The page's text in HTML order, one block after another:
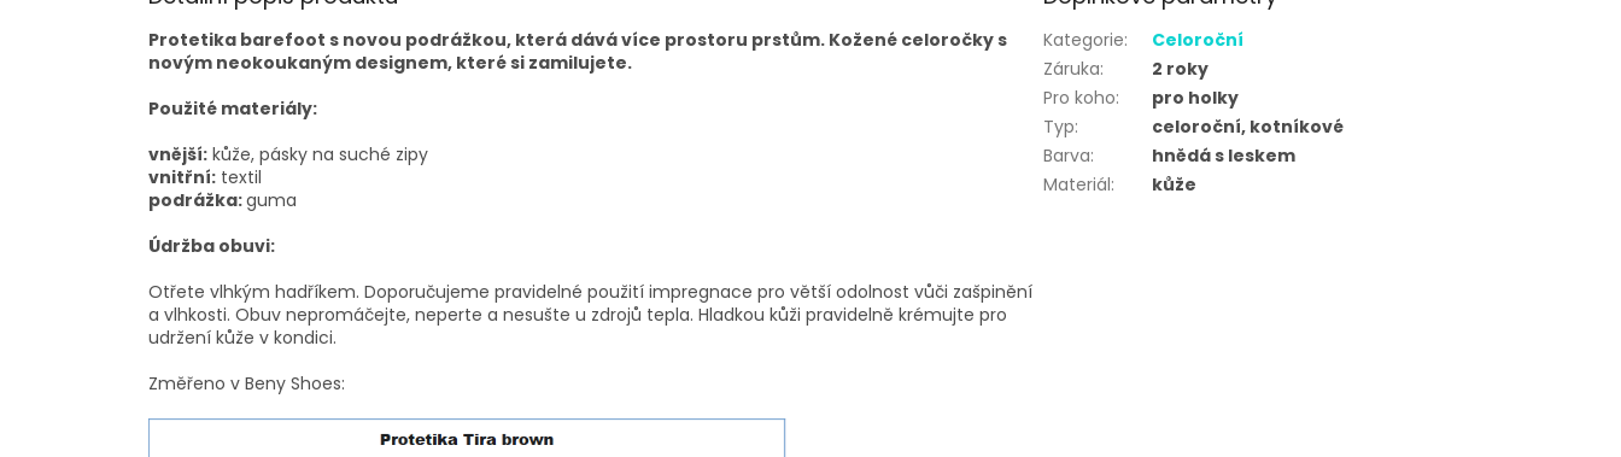
Protetika barefoot s novou podrážkou, která dává více prostoru prstům. Kožené celoročky s
novým neokoukaným designem, které si zamilujete.
Použité materiály:
vnější: kůže, pásky na suché zipy
vnitřní: textil
podrážka:guma
Údržba obuvi:
Otřete vlhkým hadříkem. Doporučujeme pravidelné použití impregnace pro větší odolnost vůči zašpinění
a vlhkosti. Obuv nepromáčejte, neperte a nesušte u zdrojů tepla. Hladkou kůži pravidelně krémujte pro
udržení kůže v kondici.
Změřeno v Beny Shoes:
Kategorie:
Celoroční
Záruka:
2 roky
Pro koho:
pro holky
Typ:
celoroční, kotníkové
Barva:
hnědá s leskem
Materiál: kůže